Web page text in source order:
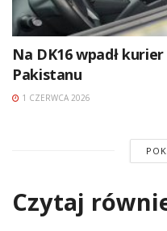
Na DK16 wpadł
Pakistanu
1 CZERWCA 2026
Czytaj